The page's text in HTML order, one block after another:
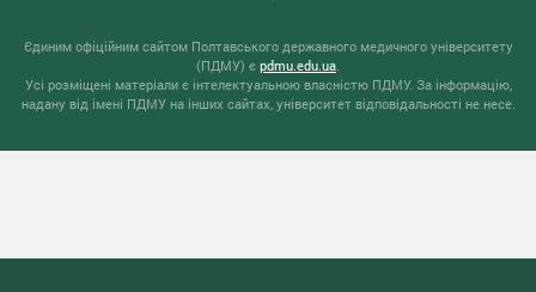
Єдиним офіційним сайтом Полтавського державного медичного університету
(ПДМУ) є pdmu.edu.ua.
Усі розміщені матеріали є інтелектуальною власністю ПДМУ. За інформацію,
надану від імені ПДМУ на інших сайтах, університет відповідальності не несе.